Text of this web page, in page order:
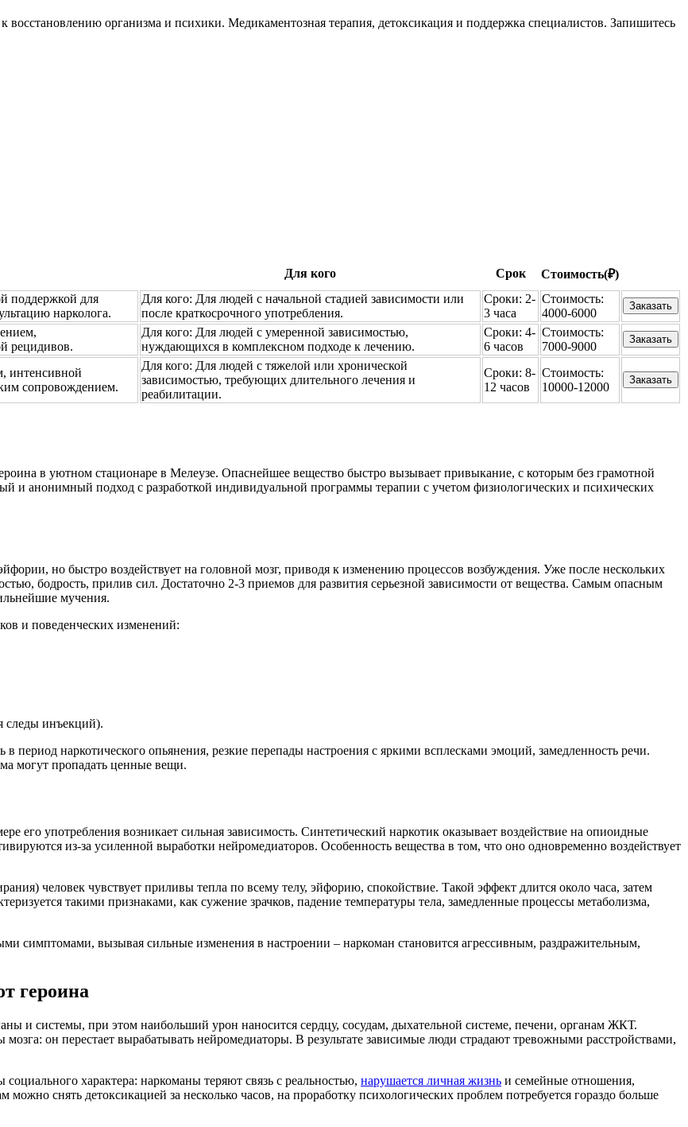
организма и психики. Медикаментозная терапия, детоксикация и поддержка специалистов. Запишитесь
Для кого Срок
Стоимость(₽)
поддержкой для
нарколога.
Для кого: Для людей с начальной стадией зависимости или
после краткосрочного употребления.
Сроки: 2-
3 часа
Стоимость:
4000-6000
Заказать
рецидивов.
Для кого: Для людей с умеренной зависимостью,
нуждающихся в комплексном подходе к лечению.
Сроки: 4-
6 часов
Стоимость:
7000-9000
Заказать
интенсивной
сопровождением.
Для кого: Для людей с тяжелой или хронической
зависимостью, требующих длительного лечения и
реабилитации.
Сроки: 8-
12 часов
Стоимость:
10000-12000
Заказать
в уютном стационаре в Мелеузе. Опаснейшее вещество быстро вызывает привыкание, с которым без грамотной
и анонимный подход с разработкой индивидуальной программы терапии с учетом физиологических и психических
но быстро воздействует на головной мозг, приводя к изменению процессов возбуждения. Уже после нескольких
бодрость, прилив сил. Достаточно 2-3 приемов для развития серьезной зависимости от вещества. Самым опасным
мучения.
и поведенческих изменений:
следы инъекций).
период наркотического опьянения, резкие перепады настроения с яркими всплесками эмоций, замедленность речи.
могут пропадать ценные вещи.
его употребления возникает сильная зависимость. Синтетический наркотик оказывает воздействие на опиоидные
из-за усиленной выработки нейромедиаторов. Особенность вещества в том, что оно одновременно воздействует
человек чувствует приливы тепла по всему телу, эйфорию, спокойствие. Такой эффект длится около часа, затем
такими признаками, как сужение зрачков, падение температуры тела, замедленные процессы метаболизма,
симптомами, вызывая сильные изменения в настроении – наркоман становится агрессивным, раздражительным,
героина
и системы, при этом наибольший урон наносится сердцу, сосудам, дыхательной системе, печени, органам ЖКТ.
он перестает вырабатывать нейромедиаторы. В результате зависимые люди страдают тревожными расстройствами,
характера: наркоманы теряют связь с реальностью, нарушается личная жизнь и семейные отношения,
снять детоксикацией за несколько часов, на проработку психологических проблем потребуется гораздо больше